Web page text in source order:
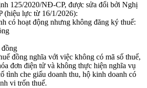
125/2020/NĐ-CP, được sửa đổi bởi Nghị
(hiệu lực từ 16/1/2026):
có hoạt động nhưng không đăng ký thuế:
đồng nghĩa với việc không có mã số thuế,
đơn điện tử và không thực hiện nghĩa vụ
tình che giấu doanh thu, hộ kinh doanh có
vi trốn thuế.